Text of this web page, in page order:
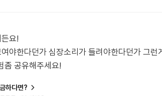
요!
야한다던가 심장소리가 들려야한다던가 그런
좀 공유해주세요!
하다면?